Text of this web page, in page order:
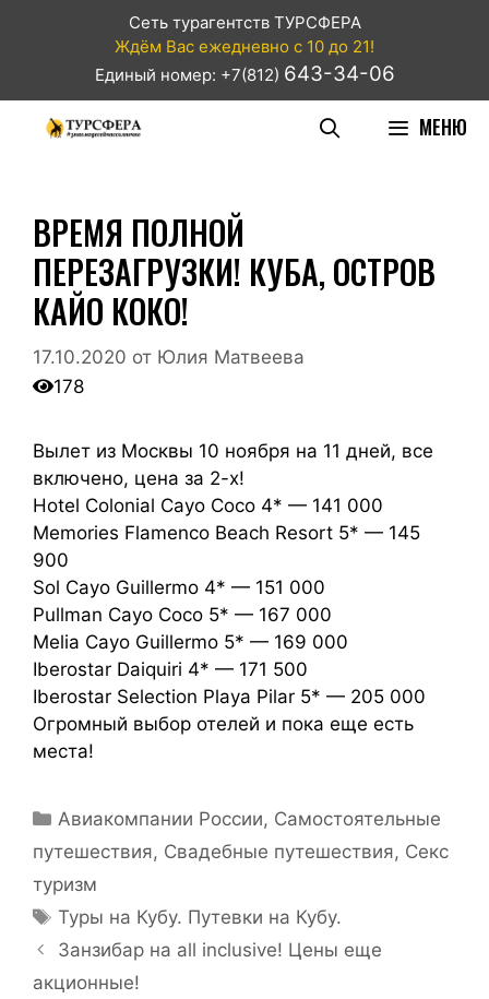
Сеть турагентств ТУРСФЕРА
Ждём Вас ежедневно с 10 до 21!
Единый номер: +7(812) 643-34-06
МЕНЮ
ВРЕМЯ ПОЛНОЙ
ПЕРЕЗАГРУЗКИ! КУБА, ОСТРОВ
КАЙО КОКО!
17.10.2020 от Юлия Матвеева
178
Вылет из Москвы 10 ноября на 11 дней, все
включено, цена за 2-х!
Hotel Colonial Cayo Coco 4* — 141 000
Memories Flamenco Beach Resort 5* — 145
900
Sol Cayo Guillermo 4* — 151 000
Pullman Cayo Coco 5* — 167 000
Melia Cayo Guillermo 5* — 169 000
Iberostar Daiquiri 4* — 171 500
Iberostar Selection Playa Pilar 5* — 205 000
Огромный выбор отелей и пока еще есть
места!
Авиакомпании России, Самостоятельные
путешествия, Свадебные путешествия, Секс
туризм
Туры на Кубу. Путевки на Кубу.
Занзибар на all inclusive! Цены еще
акционные!